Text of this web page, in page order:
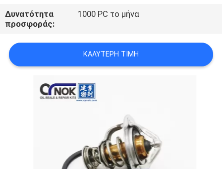
ΕΙΔΉΣΕΙΣ
ΖΗΤΉΣΤΕ
ΈΝΑ
ΑΠΌΣΠΑΣΜΑ
Δυνατότητα
προσφοράς:
1000 PC το μήνα
ΚΑΛΎΤΕΡΗ ΤΙΜΉ